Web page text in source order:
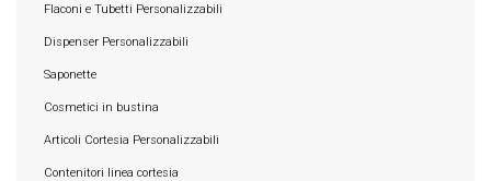
Flaconi e Tubetti Personalizzabili
Dispenser Personalizzabili
Saponette
Cosmetici in bustina
Articoli Cortesia Personalizzabili
Contenitori linea cortesia